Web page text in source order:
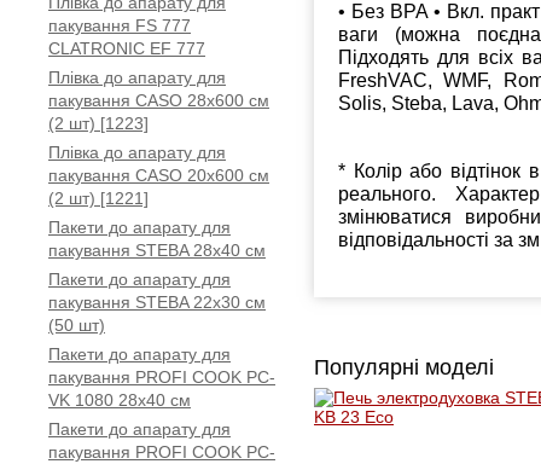
пакування FS 777
CLATRONIC EF 777
Плівка до апарату для
пакування CASO 28х600 см
(2 шт) [1223]
Плівка до апарату для
пакування CASO 20х600 см
(2 шт) [1221]
Пакети до апарату для
пакування STEBA 28x40 см
Пакети до апарату для
пакування STEBA 22x30 см
(50 шт)
Пакети до апарату для
пакування PROFI COOK PC-
VK 1080 28x40 см
Пакети до апарату для
пакування PROFI COOK PC-
• Без BPA • Вкл.
ваги (можна
Підходять для всіх
FreshVAC, WMF,
Solis, Steba, Lava,
* Колір або відтінок
реального.
змінюватися
відповідальності за
Популярні моделі